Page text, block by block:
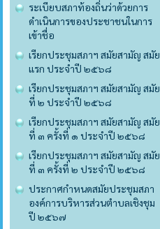
ระเบียบสภาท้องถิ่นว่าด้วยการ
ดำเนินการของประชาชนในการ
เข้าชื่อ
เรียกประชุมสภาฯ สมัยสามัญ สมัย
แรก ประจำปี ๒๕๖๘
เรียกประชุมสภาฯ สมัยสามัญ สมัย
ที่ ๒ ประจำปี ๒๕๖๘
เรียกประชุมสภาฯ สมัยสามัญ สมัย
ที่ ๓ ครั้งที่ ๑ ประจำปี ๒๕๖๘
เรียกประชุมสภาฯ สมัยสามัญ สมัย
ที่ ๓ ครั้งที่ ๒ ประจำปี ๒๕๖๘
ประกาศกำหนดสมัยประชุมสภา
องค์การบริหารส่วนตำบลเชิงชุม
ปี ๒๕๖๗